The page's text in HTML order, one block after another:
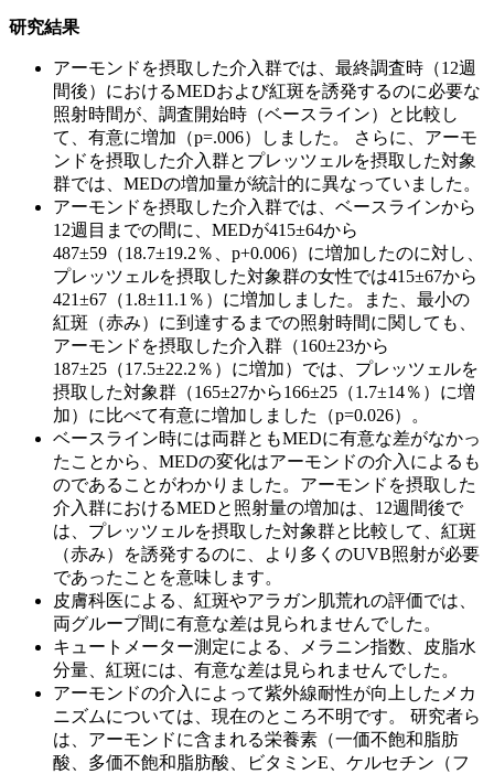
研究結果
アーモンドを摂取した介入群では、最終調査時（12週
間後）におけるMEDおよび紅斑を誘発するのに必要な
照射時間が、調査開始時（ベースライン）と比較し
て、有意に増加（p=.006）しました。 さらに、アーモ
ンドを摂取した介入群とプレッツェルを摂取した対象
群では、MEDの増加量が統計的に異なっていました。
アーモンドを摂取した介入群では、ベースラインから
12週目までの間に、MEDが415±64から
487±59（18.7±19.2％、p+0.006）に増加したのに対し、
プレッツェルを摂取した対象群の女性では415±67から
421±67（1.8±11.1％）に増加しました。また、最小の
紅斑（赤み）に到達するまでの照射時間に関しても、
アーモンドを摂取した介入群（160±23から
187±25（17.5±22.2％）に増加）では、プレッツェルを
摂取した対象群（165±27から166±25（1.7±14％）に増
加）に比べて有意に増加しました（p=0.026）。
ベースライン時には両群ともMEDに有意な差がなかっ
たことから、MEDの変化はアーモンドの介入によるも
のであることがわかりました。アーモンドを摂取した
介入群におけるMEDと照射量の増加は、12週間後で
は、プレッツェルを摂取した対象群と比較して、紅斑
（赤み）を誘発するのに、より多くのUVB照射が必要
であったことを意味します。
皮膚科医による、紅斑やアラガン肌荒れの評価では、
両グループ間に有意な差は見られませんでした。
キュートメーター測定による、メラニン指数、皮脂水
分量、紅斑には、有意な差は見られませんでした。
アーモンドの介入によって紫外線耐性が向上したメカ
ニズムについては、現在のところ不明です。 研究者ら
は、アーモンドに含まれる栄養素（一価不飽和脂肪
酸、多価不飽和脂肪酸、ビタミンE、ケルセチン（フ